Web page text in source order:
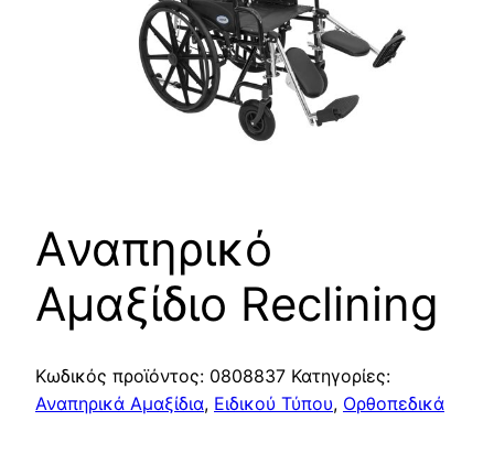
Aναπηρικό
Αμαξίδιο Reclining
Κωδικός προϊόντος: 0808837 Κατηγορίες:
Αναπηρικά Αμαξίδια, Ειδικού Τύπου, Ορθοπεδικά